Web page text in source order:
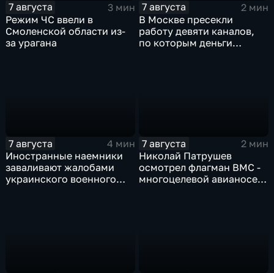
7 августа
3 мин
Режим ЧС ввели в
Смоленской области из-
за урагана
7 августа
2 мин
В Москве пресекли
работу девяти каналов,
по которым деньги
7 августа
4 мин
Иностранные наемники
заваливают жалобами
украинского военного
7 августа
2 мин
Николай Патрушев
осмотрел флагман ВМС -
многоцелевой авианосец